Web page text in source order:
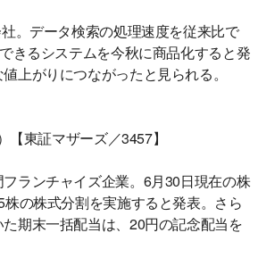
。データ検索の処理速度を従来比で
きるシステムを今秋に商品化すると発
上がりにつながったと見られる。
東証マザーズ／3457】
ランチャイズ企業。6月30日現在の株
の株式分割を実施すると発表。さら
期末一括配当は、20円の記念配当を